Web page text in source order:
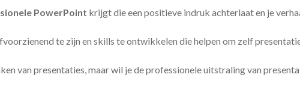
PowerPoint krijgt die een positieve indruk achterlaat en je
te zijn en skills te ontwikkelen die helpen om zelf
van presentaties, maar wil je de professionele uitstraling van